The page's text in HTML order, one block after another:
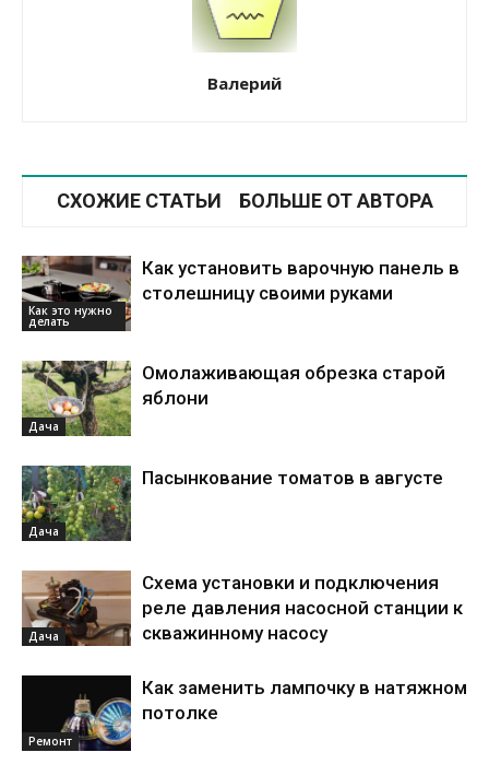
Валерий
СХОЖИЕ СТАТЬИ БОЛЬШЕ ОТ АВТОРА
Как это нужно
делать
Как установить варочную панель в
столешницу своими руками
Дача
Омолаживающая обрезка старой
яблони
Дача
Пасынкование томатов в августе
Дача
Схема установки и подключения
реле давления насосной станции к
скважинному насосу
Ремонт
Как заменить лампочку в натяжном
потолке